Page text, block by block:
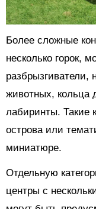
Более сложные
несколько горок,
разбрызгиватели,
животных, кольца
лабиринты. Такие
острова или
миниатюре.
Отдельную
центры с